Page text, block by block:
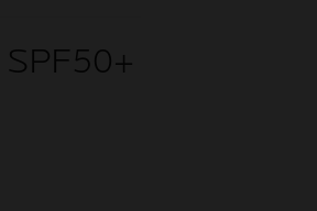
SPF50+